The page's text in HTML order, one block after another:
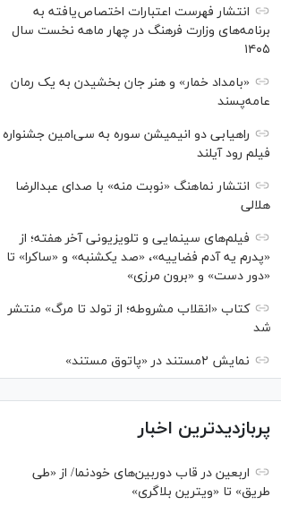
انتشار فهرست اعتبارات اختصاص‌یافته به
برنامه‌های وزارت فرهنگ در چهار ماهه نخست سال
۱۴۰۵
«بامداد خمار» و هنر جان بخشیدن به یک رمان
عامه‌پسند
راهیابی دو انیمیشن سوره به سی‌امین جشنواره
فیلم رود آیلند
انتشار نماهنگ «نوبت منه» با صدای عبدالرضا
هلالی
فیلم‌های سینمایی و تلویزیونی آخر هفته؛ از
«پدرم یه آدم فضاییه»، «صد یکشنبه» و «ساکرا» تا
«دور دست» و «برون مرزی»
کتاب «انقلاب مشروطه؛ از تولد تا مرگ» منتشر
شد
نمایش ۲مستند در «پاتوق مستند»
پربازدیدترین اخبار
اربعین در قاب دوربین‌های خودنما/ از «طی
طریق» تا «ویترین بلاگری»